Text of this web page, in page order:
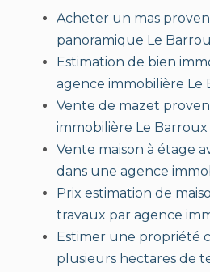
Acheter un mas
panoramique Le
Estimation de bien
agence immobilière Le
Vente de mazet
immobilière Le Barroux
Vente maison à étage
dans une agence
Prix estimation de
travaux par agence
Estimer une propriété
plusieurs hectares de